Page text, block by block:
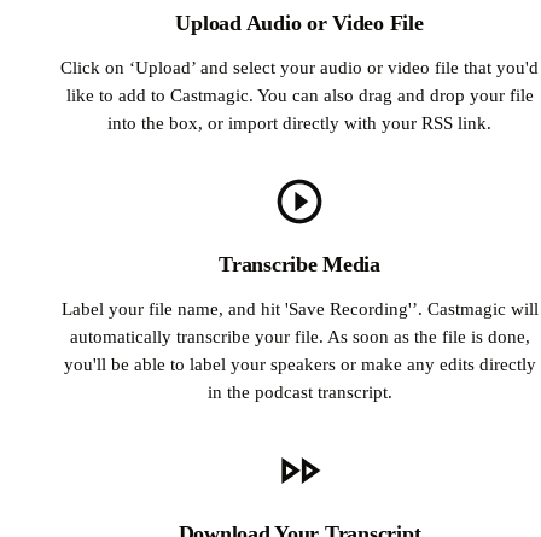
Upload Audio or Video File
Click on ‘Upload’ and select your audio or video file that you'd
like to add to Castmagic. You can also drag and drop your file
into the box, or import directly with your RSS link.
Transcribe Media
Label your file name, and hit 'Save Recording'’. Castmagic will
automatically transcribe your file. As soon as the file is done,
you'll be able to label your speakers or make any edits directly
in the podcast transcript.